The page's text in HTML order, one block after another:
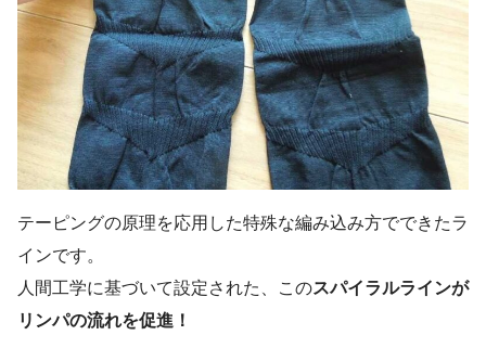
テーピングの原理を応用した特殊な編み込み方でできたラ
インです。
人間工学に基づいて設定された、このスパイラルラインが
リンパの流れを促進！